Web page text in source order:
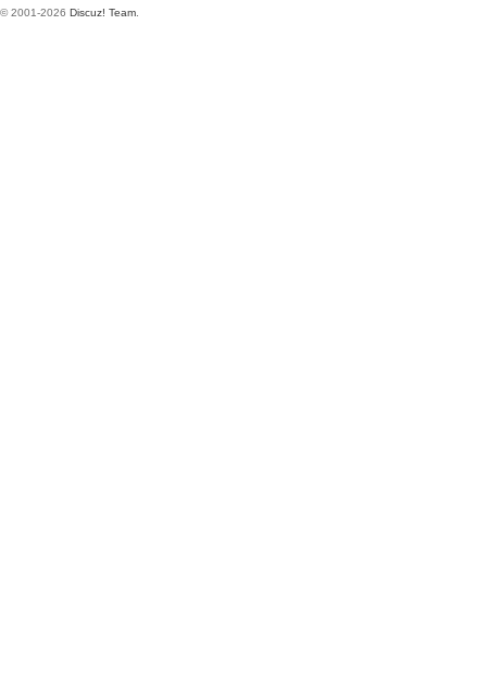
© 2001-2026 Discuz! Team